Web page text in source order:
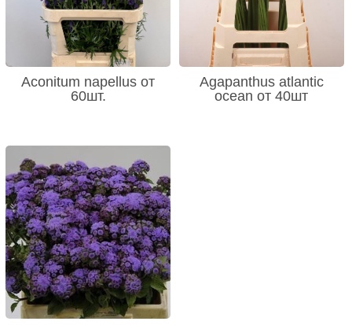
Aconitum napellus от
60шт.
Agapanthus atlantic
ocean от 40шт